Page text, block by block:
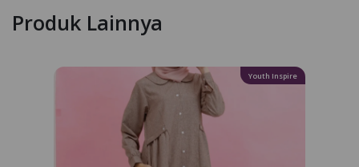
Produk Lainnya
Youth Inspire